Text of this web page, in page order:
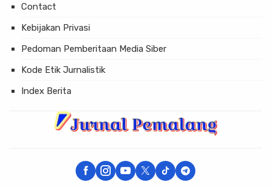
Contact
Kebijakan Privasi
Pedoman Pemberitaan Media Siber
Kode Etik Jurnalistik
Index Berita